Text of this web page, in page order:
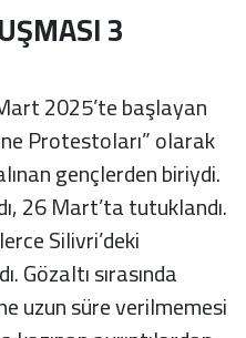
3
2025’te başlayan
Protestoları” olarak
gençlerden biriydi.
26 Mart’ta tutuklandı.
Silivri’deki
Gözaltı sırasında
uzun süre verilmemesi